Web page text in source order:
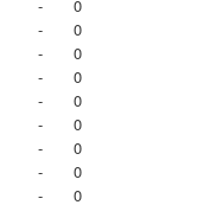
-
0
-
0
-
0
-
0
-
0
-
0
-
0
-
0
-
0